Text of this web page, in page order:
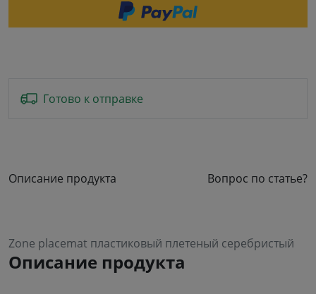
Готово к отправке
Описание продукта Вопрос по статье?
Zone placemat пластиковый плетеный серебристый
Описание продукта